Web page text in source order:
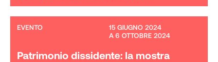
EVENTO
15 GIUGNO 2024
A 6 OTTOBRE 2024
Patrimonio dissidente: la mostra